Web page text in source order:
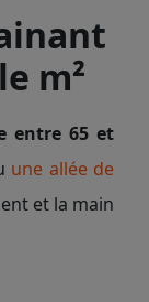
m²
entre 65 et
une allée de
et la main